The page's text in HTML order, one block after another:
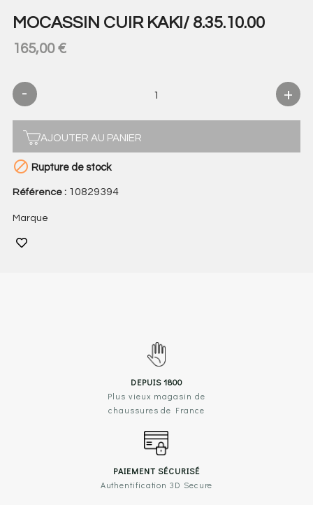
MOCASSIN CUIR KAKI/ 8.35.10.00
165,00 €
AJOUTER AU PANIER
 Rupture de stock
Référence : 10829394
Marque
DEPUIS 1800
Plus vieux magasin de
chaussures de France
PAIEMENT SÉCURISÉ
Authentification 3D Secure